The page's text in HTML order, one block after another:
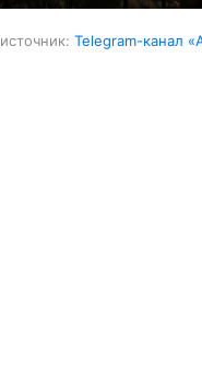
источник: Telegram-канал